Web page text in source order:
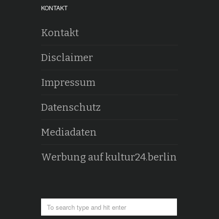
KONTAKT
Kontakt
Disclaimer
Impressum
Datenschutz
Mediadaten
Werbung auf kultur24.berlin